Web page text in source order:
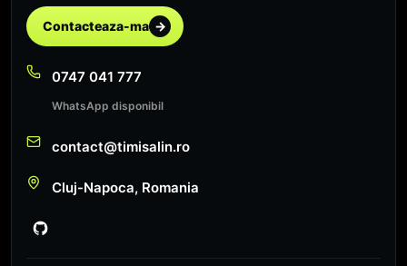
Contacteaza-ma →
0747 041 777
WhatsApp disponibil
contact@timisalin.ro
Cluj-Napoca, Romania